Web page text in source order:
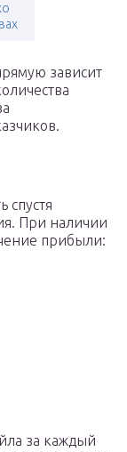
зависит
спустя
При наличии
прибыли:
за каждый